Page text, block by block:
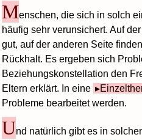
Menschen, die sich in solch
häufig sehr verunsichert. Auf
gut, auf der anderen Seite
Rückhalt. Es ergeben sich
Beziehungskonstellation den
Eltern erklärt. In eine
Probleme bearbeitet werden.
Und natürlich gibt es in